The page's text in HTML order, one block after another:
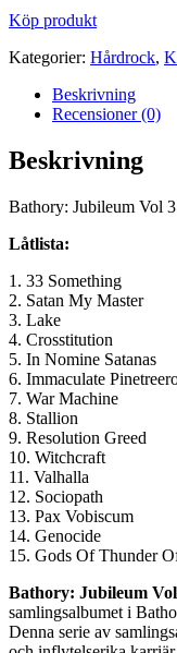
Köp produkt
Kategorier: Hårdrock,
Beskrivning
Recensioner (0)
Beskrivning
Bathory: Jubileum Vol
Låtlista:
1. 33 Something
2. Satan My Master
3. Lake
4. Crosstitution
5. In Nomine Satanas
6. Immaculate
7. War Machine
8. Stallion
9. Resolution Greed
10. Witchcraft
11. Valhalla
12. Sociopath
13. Pax Vobiscum
14. Genocide
15. Gods Of Thunder
Bathory: Jubileum
samlingsalbumet i
Denna serie av